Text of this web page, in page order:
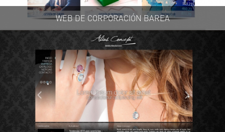
WEB DE CORPORACIÓN BAREA